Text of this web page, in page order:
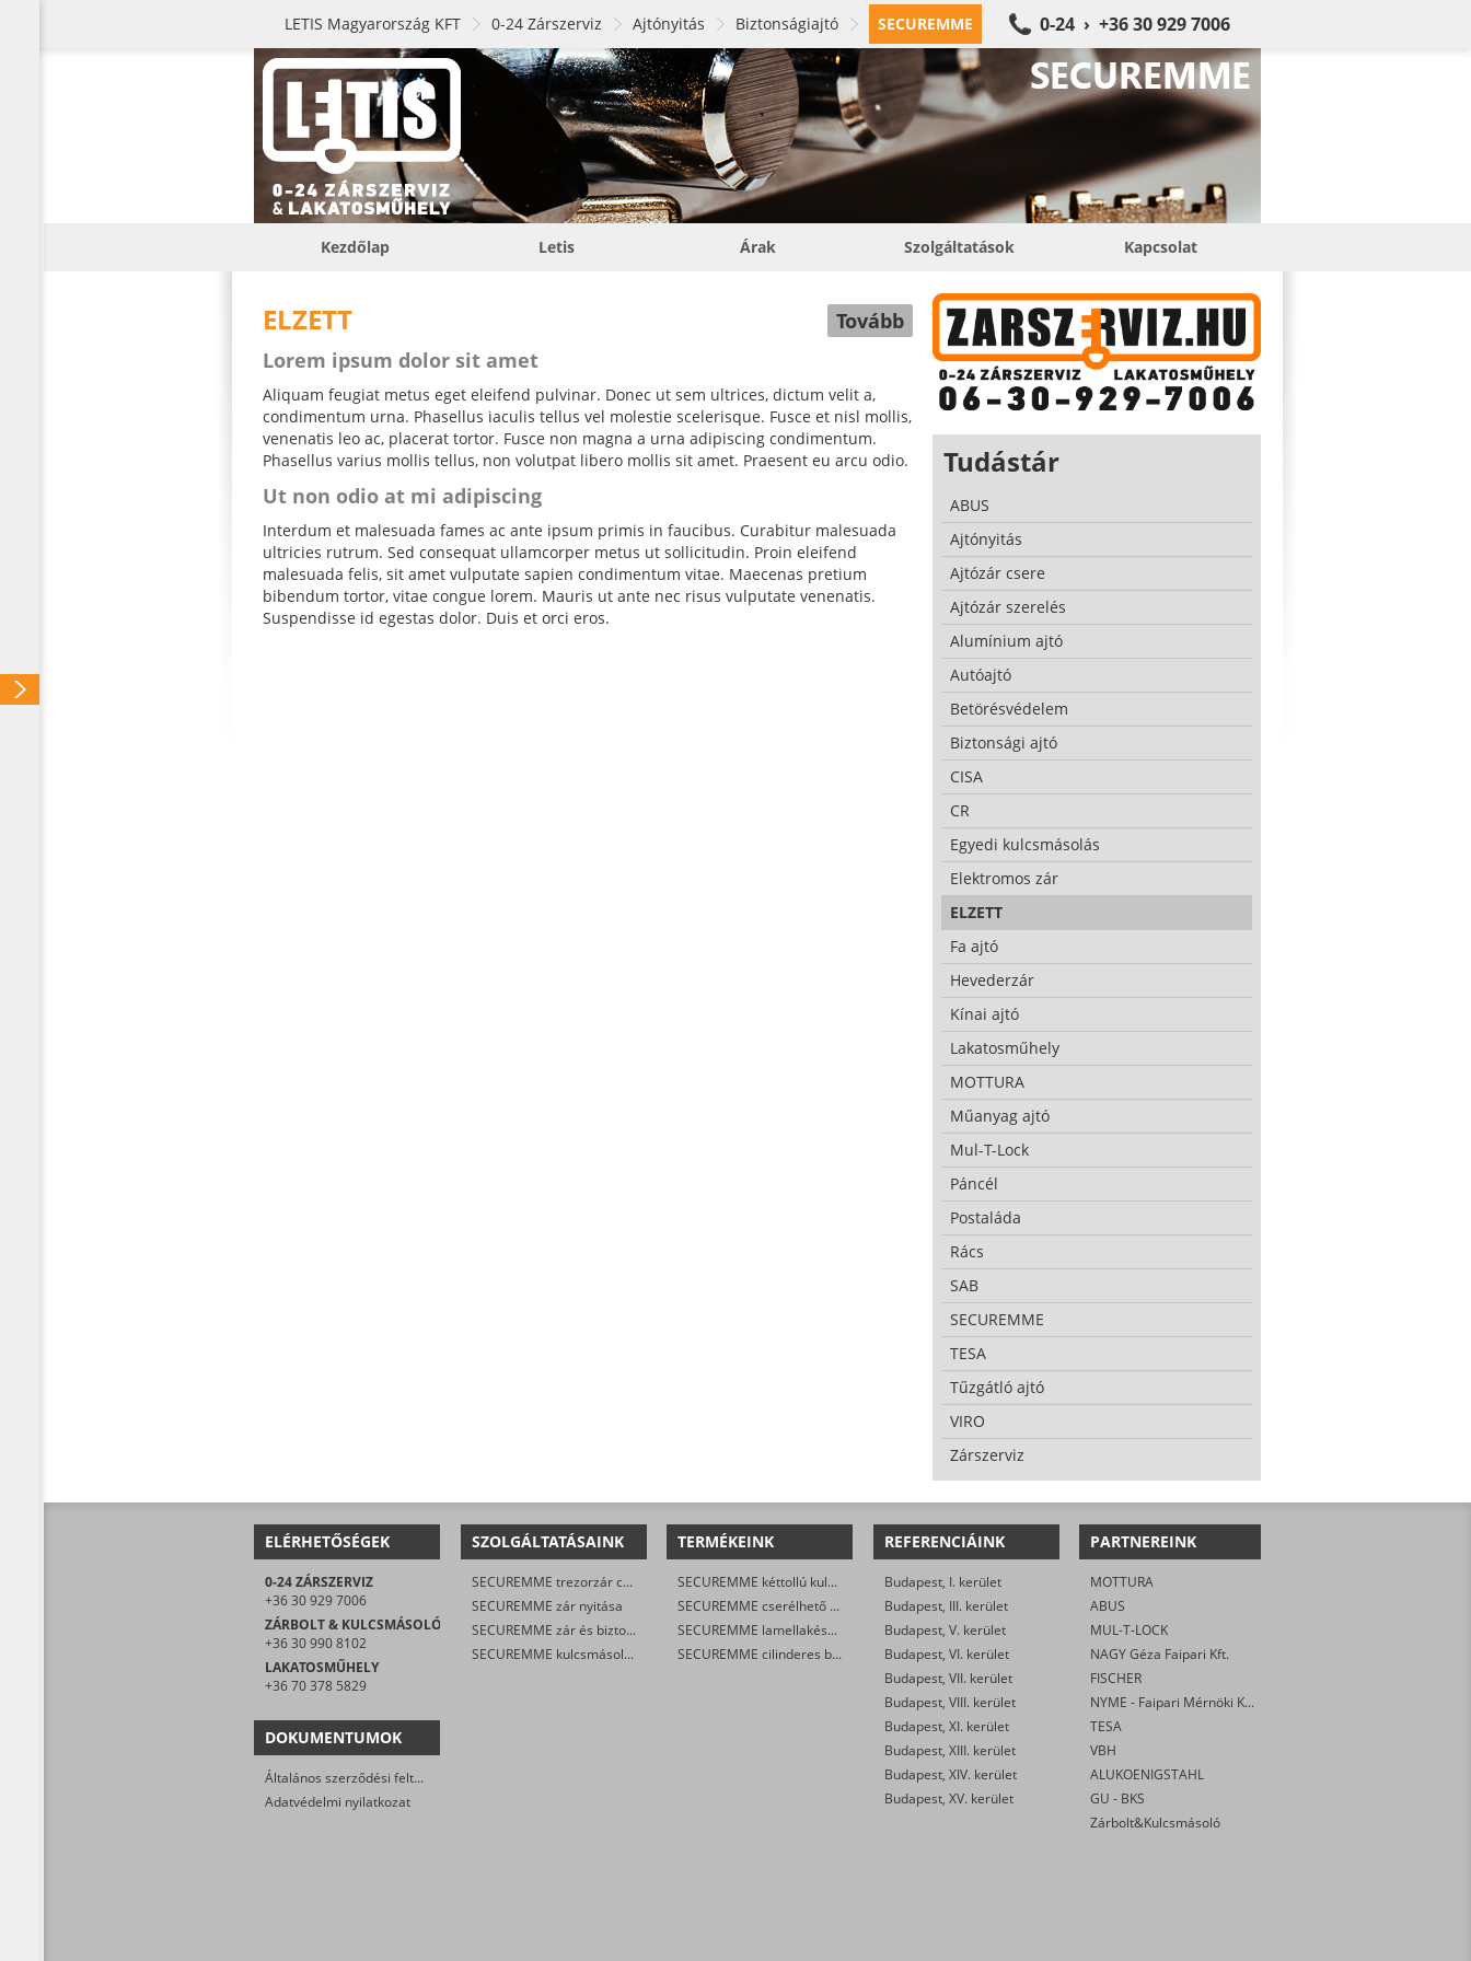
LETIS Magyarország KFT 0-24 Zárszerviz Ajtónyitás Biztonságiajtó SECUREMME 0-24 › +36 30 929 7006
Kezdőlap Letis Árak Szolgáltatások Kapcsolat
ELZETT
Tovább
Lorem ipsum dolor sit amet
Aliquam feugiat metus eget eleifend pulvinar. Donec ut sem ultrices, dictum velit a,
condimentum urna. Phasellus iaculis tellus vel molestie scelerisque. Fusce et nisl mollis,
venenatis leo ac, placerat tortor. Fusce non magna a urna adipiscing condimentum.
Phasellus varius mollis tellus, non volutpat libero mollis sit amet. Praesent eu arcu odio.
Ut non odio at mi adipiscing
Interdum et malesuada fames ac ante ipsum primis in faucibus. Curabitur malesuada
ultricies rutrum. Sed consequat ullamcorper metus ut sollicitudin. Proin eleifend
malesuada felis, sit amet vulputate sapien condimentum vitae. Maecenas pretium
bibendum tortor, vitae congue lorem. Mauris ut ante nec risus vulputate venenatis.
Suspendisse id egestas dolor. Duis et orci eros.
Tudástár
ABUS
Ajtónyitás
Ajtózár csere
Ajtózár szerelés
Alumínium ajtó
Autóajtó
Betörésvédelem
Biztonsági ajtó
CISA
CR
Egyedi kulcsmásolás
Elektromos zár
ELZETT
Fa ajtó
Hevederzár
Kínai ajtó
Lakatosműhely
MOTTURA
Műanyag ajtó
Mul-T-Lock
Páncél
Postaláda
Rács
SAB
SECUREMME
TESA
Tűzgátló ajtó
VIRO
Zárszerviz
ELÉRHETŐSÉGEK
0-24 ZÁRSZERVIZ
+36 30 929 7006
ZÁRBOLT & KULCSMÁSOLÓ
+36 30 990 8102
LAKATOSMŰHELY
+36 70 378 5829
DOKUMENTUMOK
Általános szerződési feltételek
Adatvédelmi nyilatkozat
SZOLGÁLTATÁSAINK
SECUREMME trezorzár csere
SECUREMME zár nyitása
SECUREMME zár és biztonsági ajtó javítása/karbantartása
SECUREMME kulcsmásolás
TERMÉKEINK
SECUREMME kéttollú kulcsos trezorzár
SECUREMME cserélhető lamellás zárak
SECUREMME lamellakészlet
SECUREMME cilinderes biztonsági ajtó zár
REFERENCIÁINK
Budapest, I. kerület
Budapest, III. kerület
Budapest, V. kerület
Budapest, VI. kerület
Budapest, VII. kerület
Budapest, VIII. kerület
Budapest, XI. kerület
Budapest, XIII. kerület
Budapest, XIV. kerület
Budapest, XV. kerület
PARTNEREINK
MOTTURA
ABUS
MUL-T-LOCK
NAGY Géza Faipari Kft.
FISCHER
NYME - Faipari Mérnöki Kar
TESA
VBH
ALUKOENIGSTAHL
GU - BKS
Zárbolt&Kulcsmásoló